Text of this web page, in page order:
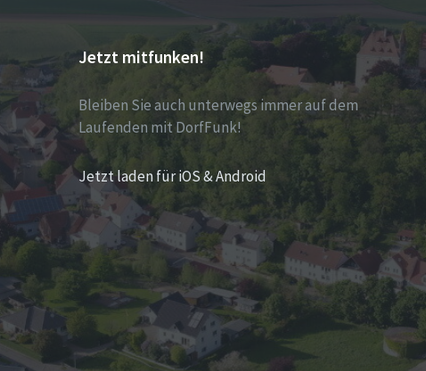
Jetzt mitfunken!
Bleiben Sie auch unterwegs immer auf dem
Laufenden mit DorfFunk!
Jetzt laden für iOS & Android